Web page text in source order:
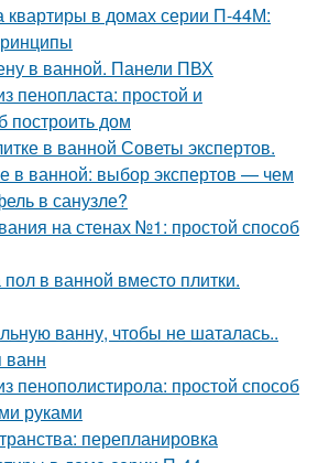
квартиры в домах серии П-44М:
в ванной. Панели ПВХ
пенопласта: простой и
построить дом
в ванной Советы экспертов.
в ванной: выбор экспертов — чем
в санузле?
на стенах №1: простой способ
в ванной вместо плитки.
ванну, чтобы не шаталась..
ванн
пенополистирола: простой способ
руками
перепланировка